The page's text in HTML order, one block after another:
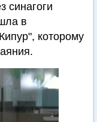
синагоги
в
которому